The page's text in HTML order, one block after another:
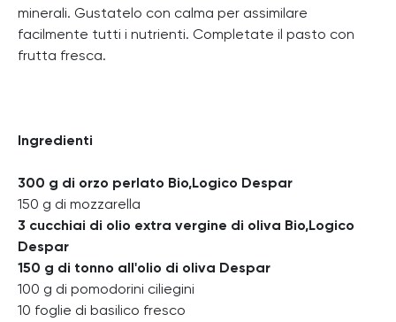
minerali. Gustatelo con calma per assimilare
facilmente tutti i nutrienti. Completate il pasto con
frutta fresca.
Ingredienti
300 g di orzo perlato Bio,Logico Despar
150 g di mozzarella
3 cucchiai di olio extra vergine di oliva Bio,Logico
Despar
150 g di tonno all'olio di oliva Despar
100 g di pomodorini ciliegini
10 foglie di basilico fresco